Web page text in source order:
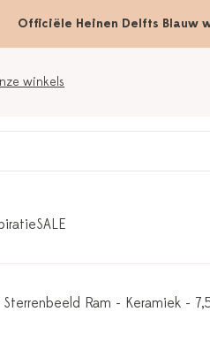
Officiële Heinen Delfts Blauw
winkels
SALE
Ram - Keramiek -